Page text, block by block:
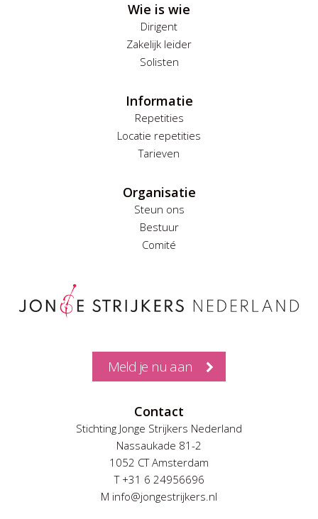
Wie is wie
Dirigent
Zakelijk leider
Solisten
Informatie
Repetities
Locatie repetities
Tarieven
Organisatie
Steun ons
Bestuur
Comité
Meld je nu aan
Contact
Stichting Jonge Strijkers Nederland
Nassaukade 81-2
1052 CT Amsterdam
T +31 6 24956696
M info@jongestrijkers.nl